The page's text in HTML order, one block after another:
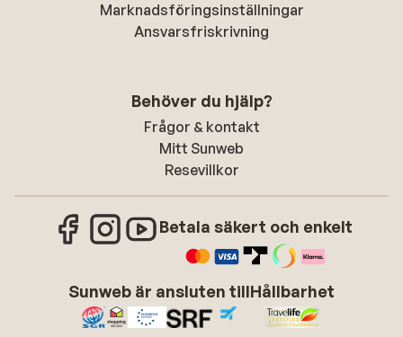
Marknadsföringsinställningar
Ansvarsfriskrivning
Behöver du hjälp?
Frågor & kontakt
Mitt Sunweb
Resevillkor
Betala säkert och enkelt
Sunweb är ansluten tillHållbarhet